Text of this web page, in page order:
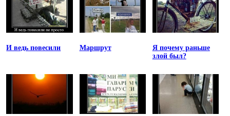
И ведь повесили Маршрут
Я почему раньше
злой был?